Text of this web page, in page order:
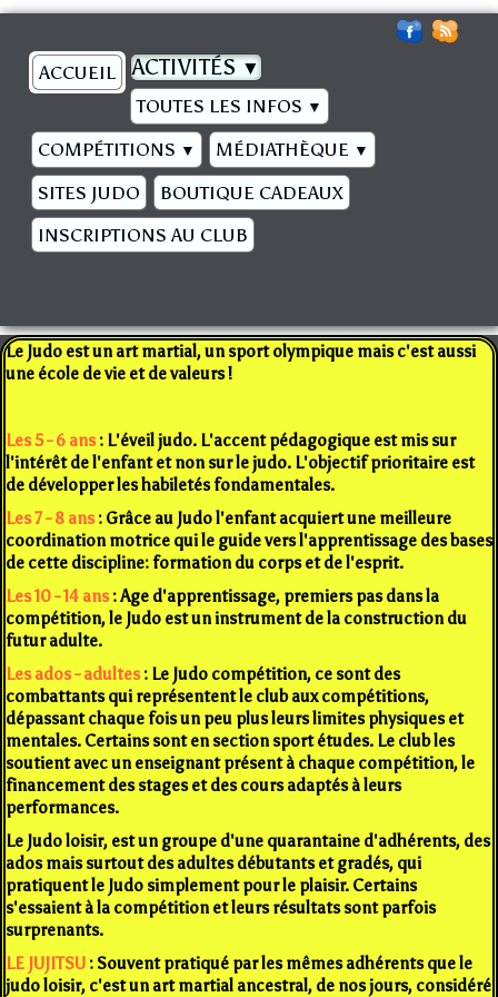
ACCUEIL ACTIVITÉS▼
TOUTES LES INFOS ▼
COMPÉTITIONS ▼ MÉDIATHÈQUE ▼
SITES JUDO
BOUTIQUE CADEAUX
INSCRIPTIONS AU CLUB
Le Judo est un art martial, un sport olympique mais c'est aussi
une école de vie et de valeurs !
Les 5 - 6 ans: L'éveil judo. L'accent pédagogique est mis sur
l'intérêt de l'enfant et non sur le judo. L'objectif prioritaire est
de développer les habiletés fondamentales.
Les 7 - 8 ans: Grâce au Judo l'enfant acquiert une meilleure
coordination motrice qui le guide vers l'apprentissage des bases
de cette discipline: formation du corps et de l'esprit.
Les 10 - 14 ans:Age d'apprentissage, premiers pas dans la
compétition, le Judo est un instrument de la construction du
futur adulte.
Les ados - adultes: Le Judo compétition, ce sont des
combattants qui représentent le club aux compétitions,
dépassant chaque fois un peu plus leurs limites physiques et
mentales. Certains sont en section sport études. Le club les
soutient avec un enseignant présent à chaque compétition, le
financement des stages et des cours adaptés à leurs
performances.
Le Judo loisir, est un groupe d'une quarantaine d'adhérents, des
ados mais surtout des adultes débutants et gradés, qui
pratiquent le Judo simplement pour le plaisir. Certains
s'essaient à la compétition et leurs résultats sont parfois
surprenants.
LE JUJITSU : Souvent pratiqué par les mêmes adhérents que le
judo loisir, c'est un art martial ancestral, de nos jours, considéré